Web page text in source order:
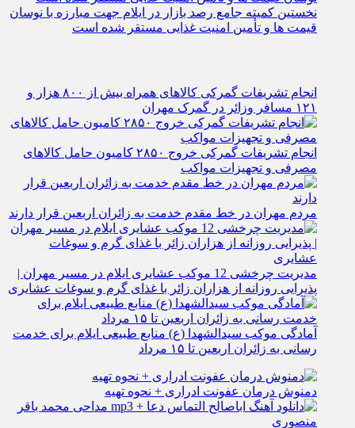
نخستین کمیته جامع رصد بازار در ایلام جهت مبارزه با نوسان
قیمت‌ ها و تأمین امنیت غذایی مستقر شده است
انجام تشریفات گمرکی کالاهای همراه بیش از ۸۰۰ هزار و
۱۲۱ مسافر وزائر در گمرک مهران
انجام تشریفات گمرکی خروج ۲۸۵۰ کامیون حامل کالاهای
مصرفی و تجهیزات مواکب
مردم مهران در خط مقدم خدمت به زائران اربعین قرار دارند
مدیریت چرخشی 12 موکب‌ عشایری ایلام در مسیر مهران |
پذیرایی روزانه از هزاران زائر با غذای گرم و سوغات عشایری
آمادگی موکب سیدالشهدا (ع) منابع طبیعی ایلام برای خدمت‌
رسانی به زائران اربعین تا ۱۵ مرداد
دمنوش درمان عفونت ادراری + نحوه تهیه